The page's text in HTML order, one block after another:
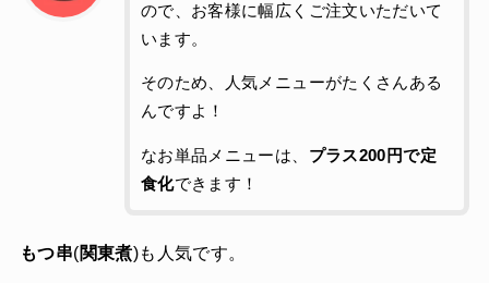
ので、お客様に幅広くご注文いただいて
います。
そのため、人気メニューがたくさんある
んですよ！
なお単品メニューは、 プラス200円で定
食化できます！
もつ串(関東煮)も人気です。